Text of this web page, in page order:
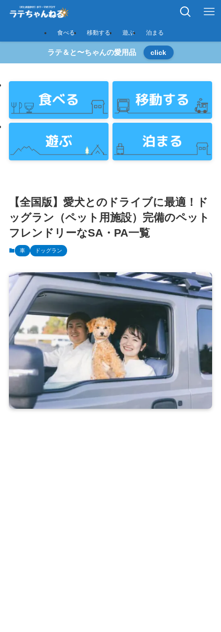
食べる 移動する 遊ぶ 泊まる
ラテ＆と〜ちゃんの愛用品 click
【全国版】愛犬とのドライブに最適！ド
ッグラン（ペット用施設）完備のペット
フレンドリーなSA・PA一覧
車 ドッグラン